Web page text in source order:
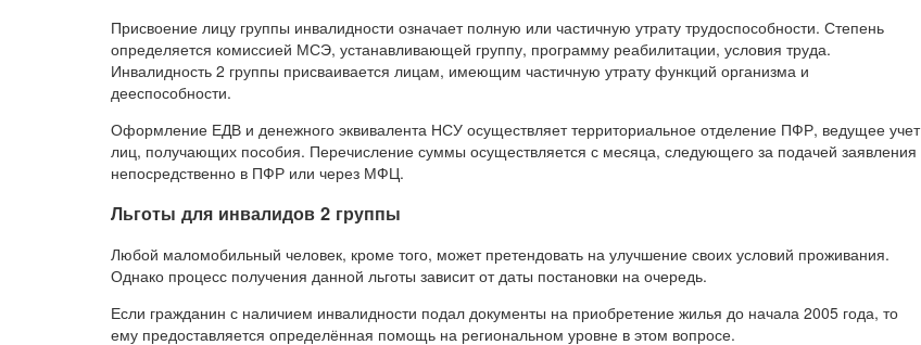
Присвоение лицу группы инвалидности означает полную или частичную утрату трудоспособности. Степень
определяется комиссией МСЭ, устанавливающей группу, программу реабилитации, условия труда.
Инвалидность 2 группы присваивается лицам, имеющим частичную утрату функций организма и
дееспособности.
Оформление ЕДВ и денежного эквивалента НСУ осуществляет территориальное отделение ПФР, ведущее учет
лиц, получающих пособия. Перечисление суммы осуществляется с месяца, следующего за подачей заявления
непосредственно в ПФР или через МФЦ.
Льготы для инвалидов 2 группы
Любой маломобильный человек, кроме того, может претендовать на улучшение своих условий проживания.
Однако процесс получения данной льготы зависит от даты постановки на очередь.
Если гражданин с наличием инвалидности подал документы на приобретение жилья до начала 2005 года, то
ему предоставляется определённая помощь на региональном уровне в этом вопросе.